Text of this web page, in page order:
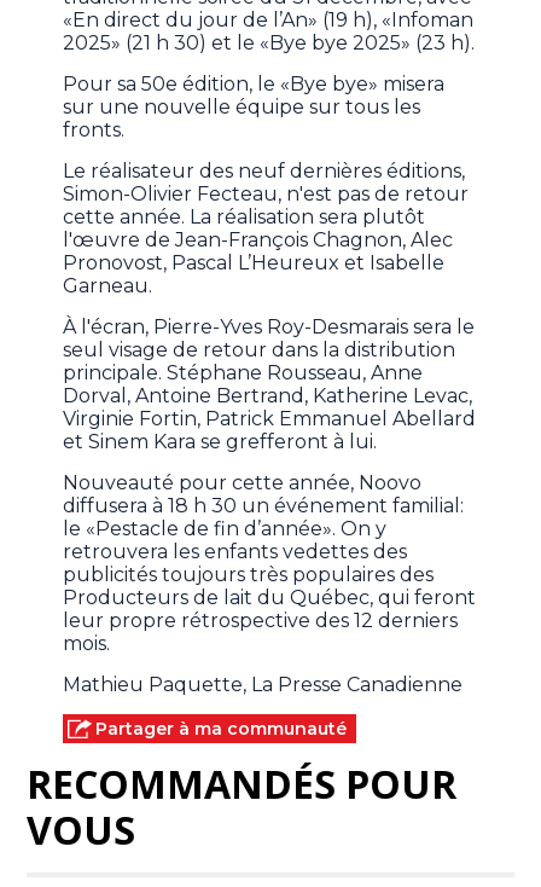
«En direct du jour de l’An» (19 h), «Infoman
2025» (21 h 30) et le «Bye bye 2025» (23 h).
Pour sa 50e édition, le «Bye bye» misera
sur une nouvelle équipe sur tous les
fronts.
Le réalisateur des neuf dernières éditions,
Simon-Olivier Fecteau, n'est pas de retour
cette année. La réalisation sera plutôt
l'œuvre de Jean-François Chagnon, Alec
Pronovost, Pascal L’Heureux et Isabelle
Garneau.
À l'écran, Pierre-Yves Roy-Desmarais sera le
seul visage de retour dans la distribution
principale. Stéphane Rousseau, Anne
Dorval, Antoine Bertrand, Katherine Levac,
Virginie Fortin, Patrick Emmanuel Abellard
et Sinem Kara se grefferont à lui.
Nouveauté pour cette année, Noovo
diffusera à 18 h 30 un événement familial:
le «Pestacle de fin d’année». On y
retrouvera les enfants vedettes des
publicités toujours très populaires des
Producteurs de lait du Québec, qui feront
leur propre rétrospective des 12 derniers
mois.
Mathieu Paquette, La Presse Canadienne
Partager à ma communauté
RECOMMANDÉS POUR
VOUS